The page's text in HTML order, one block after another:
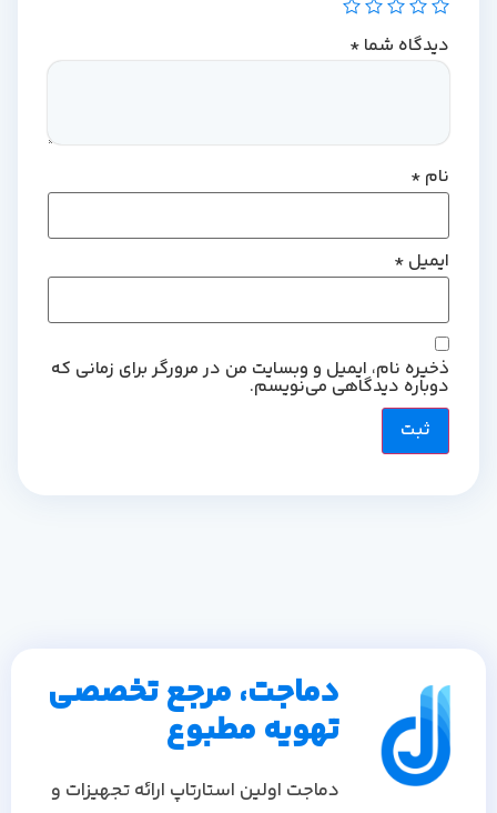
دیدگاه شما *
*
ایمیل*
ذخیره نام، ایمیل و وبسایت من در مرورگر برای زمانی که
دوباره دیدگاهی می‌نویسم.
دماجت، مرجع تخصصی
تهویه مطبوع
دماجت اولین استارتاپ ارائه تجهیزات و